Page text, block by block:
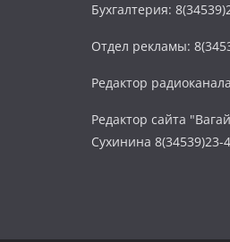
Бухгалтерия:
Отдел рекламы:
Редактор
Редактор сайта
Сухинина 8(34539)23-